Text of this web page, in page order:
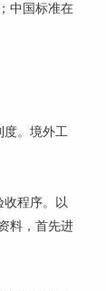
中国标准在
度。境外工
程序。以
料，首先进